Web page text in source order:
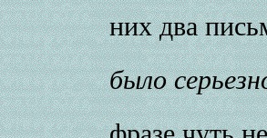
них два
было